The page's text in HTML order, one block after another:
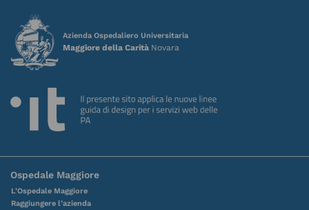
Azienda Ospedaliero Universitaria
Maggiore della Carità Novara
Ospedale Maggiore
L’Ospedale Maggiore
Raggiungere l’azienda